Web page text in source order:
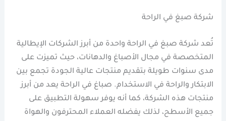
شركة صبغ في الراحة
تُعد شركة صبغ في الراحة واحدة من أبرز الشركات الإيطالية
المتخصصة في مجال الأصباغ والدهانات، حيث تميزت على
مدى سنوات طويلة بتقديم منتجات عالية الجودة تجمع بين
الابتكار والراحة في الاستخدام. صباغ في الراحة يعد من أبرز
منتجات هذه الشركة، كما أنه يوفر سهولة التطبيق على
جميع الأسطح، لذلك يفضله العملاء المحترفون والهواة